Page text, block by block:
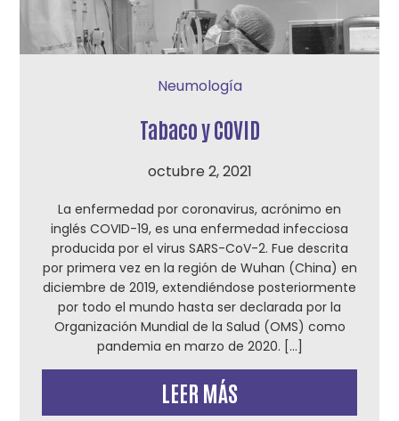
Neumología
Tabaco y COVID
octubre 2, 2021
La enfermedad por coronavirus, acrónimo en
inglés COVID-19, es una enfermedad infecciosa
producida por el virus SARS-CoV-2. Fue descrita
por primera vez en la región de Wuhan (China) en
diciembre de 2019, extendiéndose posteriormente
por todo el mundo hasta ser declarada por la
Organización Mundial de la Salud (OMS) como
pandemia en marzo de 2020. […]
LEER MÁS